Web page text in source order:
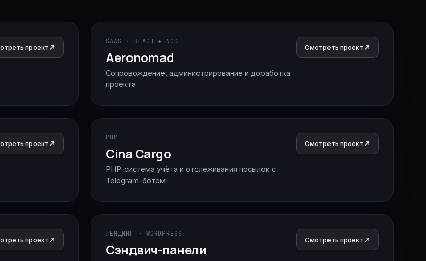
проект
SAAS · REACT + NODE
Aeronomad
Сопровождение, администрирование и доработка
проекта
Смотреть проект
проект
PHP
Cina Cargo
PHP-система учёта и отслеживания посылок с
Telegram-ботом
Смотреть проект
проект
ЛЕНДИНГ · WORDPRESS
Cэндвич-панели
Смотреть проект